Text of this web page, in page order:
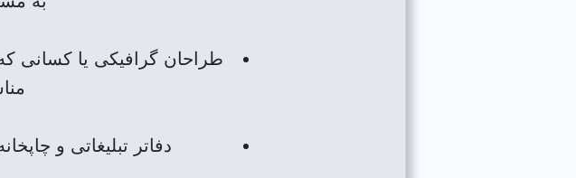
طراحان گرافیکی یا کسانی که
دفاتر تبلیغاتی و